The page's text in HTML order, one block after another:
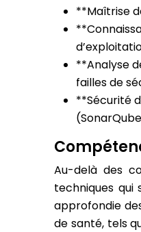
**Maîtrise
**Analyse
failles de
**Sécurité
Au-delà des
techniques
approfondie
de santé, tels